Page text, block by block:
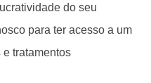
do seu
para ter acesso a um
tratamentos